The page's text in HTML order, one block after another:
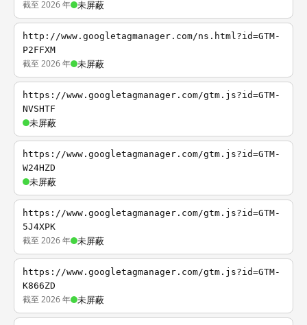
截至 2026 年 未屏蔽
http://www.googletagmanager.com/ns.html?id=GTM-
P2FFXM
截至 2026 年 未屏蔽
https://www.googletagmanager.com/gtm.js?id=GTM-
NVSHTF
未屏蔽
https://www.googletagmanager.com/gtm.js?id=GTM-
W24HZD
未屏蔽
https://www.googletagmanager.com/gtm.js?id=GTM-
5J4XPK
截至 2026 年 未屏蔽
https://www.googletagmanager.com/gtm.js?id=GTM-
K866ZD
截至 2026 年 未屏蔽